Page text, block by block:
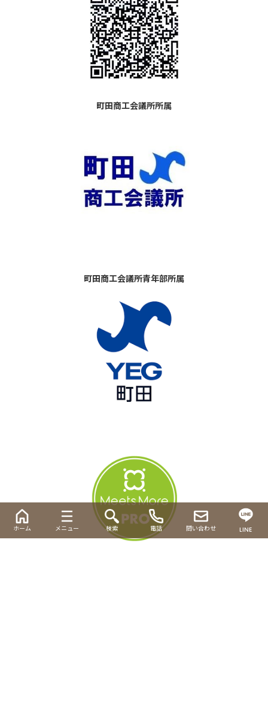
町田商工会議所所属
町田商工会議所青年部所属
ホーム メニュー 検索 電話 問い合わせ LINE